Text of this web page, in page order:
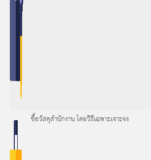
ซื้อวัสดุสำนักงาน โดยวิธีเฉพาะเจาะจง